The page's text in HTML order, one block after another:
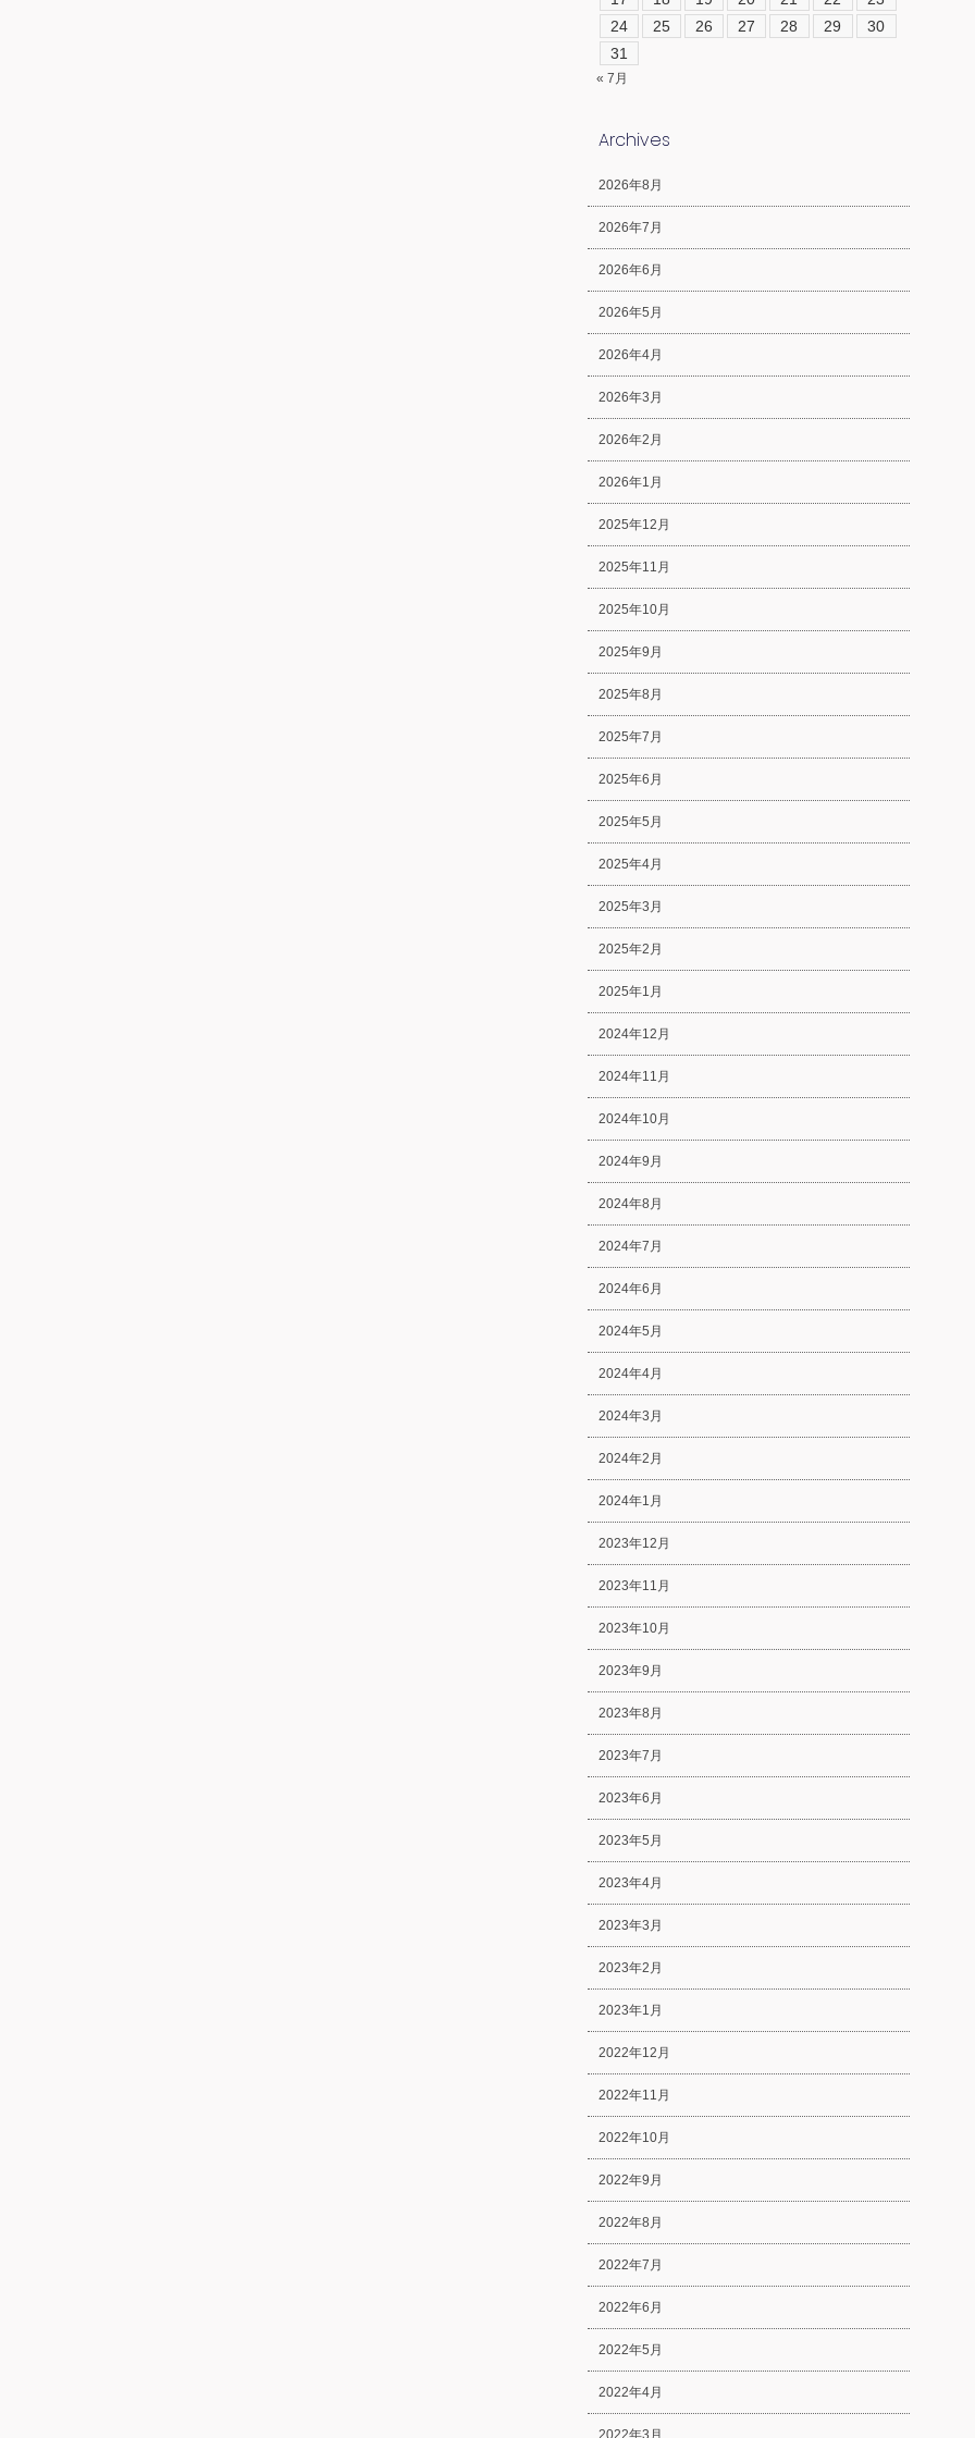
24
25 26 27 28 29
30
31
« 7月
Archives
2026年8月
2026年7月
2026年6月
2026年5月
2026年4月
2026年3月
2026年2月
2026年1月
2025年12月
2025年11月
2025年10月
2025年9月
2025年8月
2025年7月
2025年6月
2025年5月
2025年4月
2025年3月
2025年2月
2025年1月
2024年12月
2024年11月
2024年10月
2024年9月
2024年8月
2024年7月
2024年6月
2024年5月
2024年4月
2024年3月
2024年2月
2024年1月
2023年12月
2023年11月
2023年10月
2023年9月
2023年8月
2023年7月
2023年6月
2023年5月
2023年4月
2023年3月
2023年2月
2023年1月
2022年12月
2022年11月
2022年10月
2022年9月
2022年8月
2022年7月
2022年6月
2022年5月
2022年4月
2022年3月